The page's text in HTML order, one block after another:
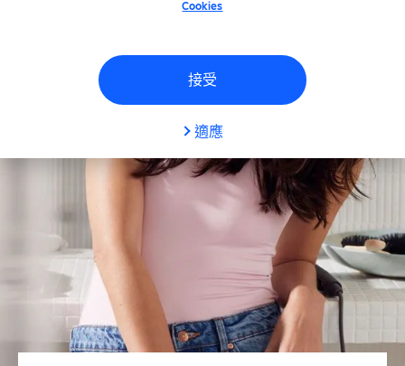
Cookies
接受
適應
敏感肌膚
油性肌膚
混合肌膚
熟齡肌
無添加成分